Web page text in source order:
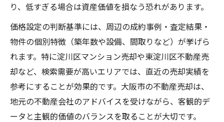
り、低すぎる場合は資産価値を損なう恐れがあります。
価格設定の判断基準には、周辺の成約事例・査定結果・
物件の個別特徴（築年数や設備、間取りなど）が挙げら
れます。特に淀川区マンション売却や東淀川区不動産売
却など、検索需要が高いエリアでは、直近の売却実績を
参考にすることが効果的です。大阪市の不動産売却は、
地元の不動産会社のアドバイスを受けながら、客観的デ
ータと主観的価値のバランスを取ることが大切です。